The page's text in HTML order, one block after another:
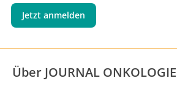
Jetzt anmelden
Über JOURNAL ONKOLOGIE